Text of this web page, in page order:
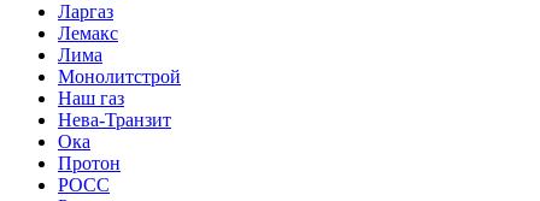
Ларгаз
Лемакс
Лима
Монолитстрой
Наш газ
Нева-Транзит
Ока
Протон
РОСС